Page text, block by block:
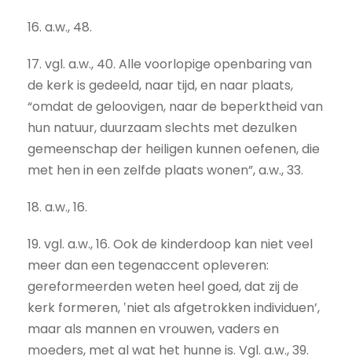
16. a.w., 48.
17. vgl. a.w., 40. Alle voorlopige openbaring van
de kerk is gedeeld, naar tijd, en naar plaats,
“omdat de geloovigen, naar de beperktheid van
hun natuur, duurzaam slechts met dezulken
gemeenschap der heiligen kunnen oefenen, die
met hen in een zelfde plaats wonen”, a.w., 33.
18. a.w., 16.
19. vgl. a.w., 16. Ook de kinderdoop kan niet veel
meer dan een tegenaccent opleveren:
gereformeerden weten heel goed, dat zij de
kerk formeren, ‛niet als afgetrokken individuen’,
maar als mannen en vrouwen, vaders en
moeders, met al wat het hunne is. Vgl. a.w., 39.